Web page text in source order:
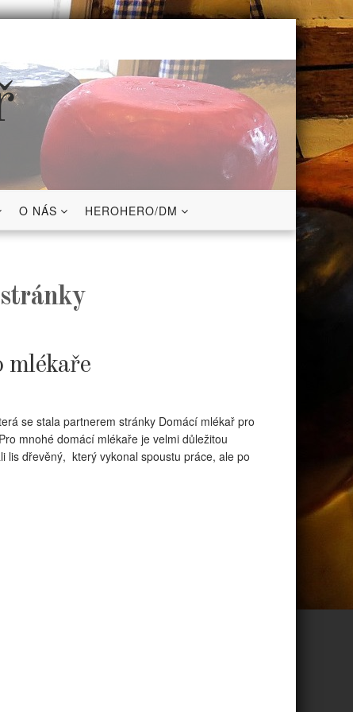
O NÁS HEROHERO/DM
mlékaře
se stala partnerem stránky Domácí mlékař pro
mnohé domácí mlékaře je velmi důležitou
lis dřevěný, který vykonal spoustu práce, ale po